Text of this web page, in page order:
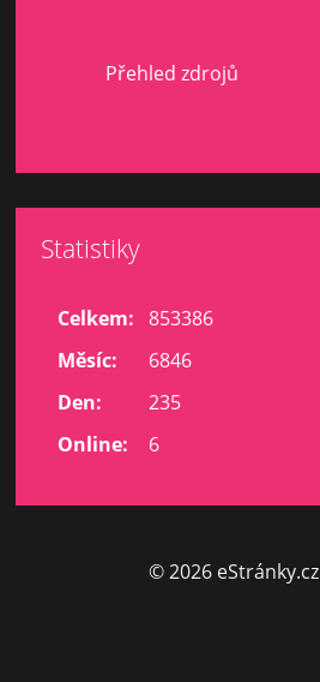
Přehled zdrojů
Statistiky
Online: 6
Celkem: 853386
Měsíc:
6846
Den:
235
© 2026 eStránky.cz